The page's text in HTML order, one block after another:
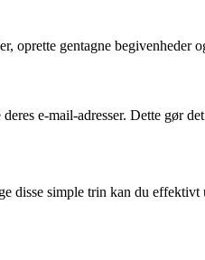
oprette gentagne begivenheder
e-mail-adresser. Dette gør
simple trin kan du